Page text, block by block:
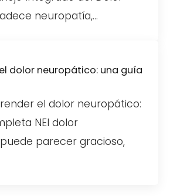
neuropatía,…
dolor neuropático: una guía
el dolor neuropático:
NEl dolor
parecer gracioso,